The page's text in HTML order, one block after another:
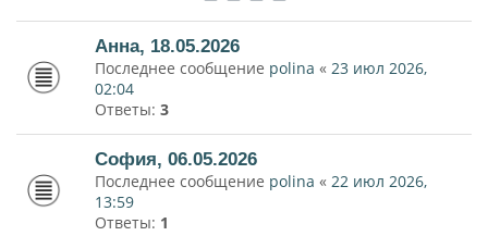
Анна, 18.05.2026
Последнее сообщение polina « 23 июл 2026,
02:04
Ответы: 3
София, 06.05.2026
Последнее сообщение polina « 22 июл 2026,
13:59
Ответы: 1